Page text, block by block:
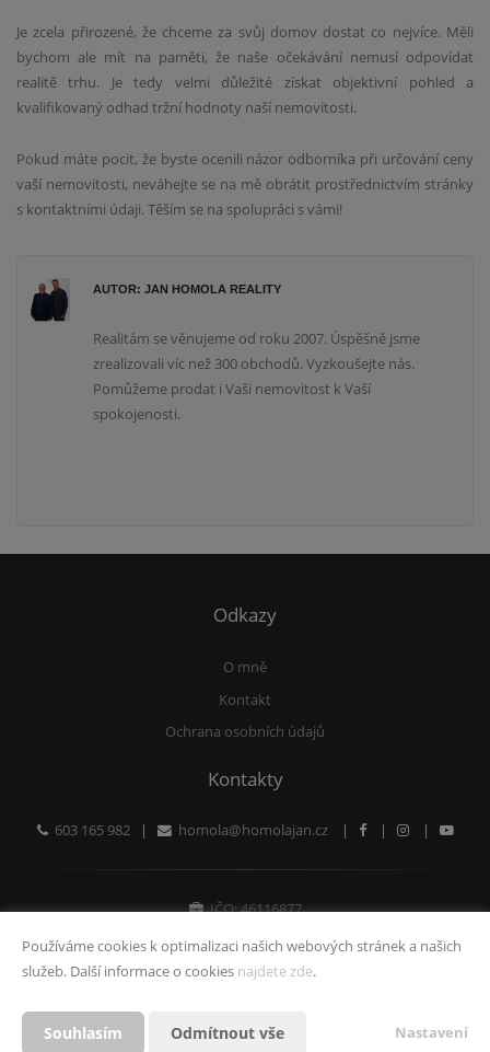
Je zcela přirozené, že chceme za svůj domov dostat co nejvíce. Měli
bychom ale mít na paměti, že naše očekávání nemusí odpovídat
realitě trhu. Je tedy velmi důležité získat objektivní pohled a
kvalifikovaný odhad tržní hodnoty naší nemovitosti.
Pokud máte pocit, že byste ocenili názor odborníka při určování ceny
vaší nemovitosti, neváhejte se na mě obrátit prostřednictvím stránky
s kontaktními údaji. Těším se na spolupráci s vámi!
AUTOR: JAN HOMOLA REALITY
Realitám se věnujeme od roku 2007. Úspěšně jsme
zrealizovali víc než 300 obchodů. Vyzkoušejte nás.
Pomůžeme prodat i Vaši nemovitost k Vaší
spokojenosti.
Odkazy
O mně
Kontakt
Ochrana osobních údajů
Kontakty
603 165 982| homola@homolajan.cz| | |
IČO: 46116877
Vytvořeno v systému
2026 © Tomawell s.r.o.
Používáme cookies k optimalizaci našich webových stránek a našich
služeb. Další informace o cookies najdete zde.
Souhlasím Odmítnout vše Nastavení